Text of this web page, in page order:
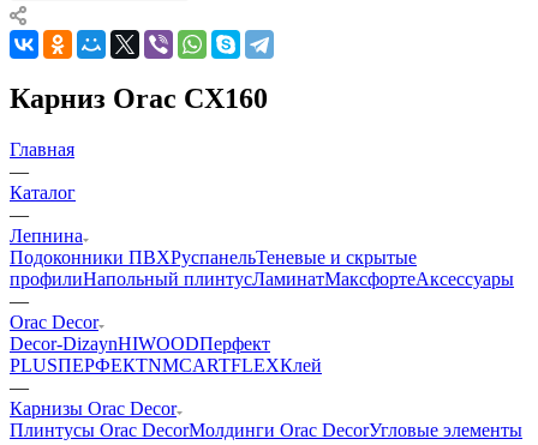
Карниз Orac CX160
Главная
—
Каталог
—
Лепнина
Подоконники ПВХРуспанельТеневые и скрытые
профилиНапольный плинтусЛаминатМаксфортеАксессуары
—
Orac Decor
Decor-DizaynHIWOODПерфект
PLUSПЕРФЕКТNMCARTFLEXКлей
—
Карнизы Orac Decor
Плинтусы Orac DecorМолдинги Orac DecorУгловые элементы